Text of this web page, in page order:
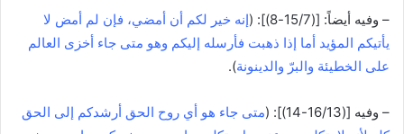
– وفيه أيضاً: [(15/7-8)]: (
إنه خير لكم أن أمضي، فإن لم أمض لا
يأتيكم المؤيد أما إذا ذهبت فأرسله إليكم وهو متى جاء أخزى العالم
على الخطيئة والبرّ والدينونة).
– وفيه [(16/13-14)]: (
متى جاء هو أي روح الحق أرشدكم إلى الحق